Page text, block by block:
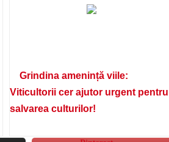
Grindina amenință viile:
Viticultorii cer ajutor urgent pentru
salvarea culturilor!